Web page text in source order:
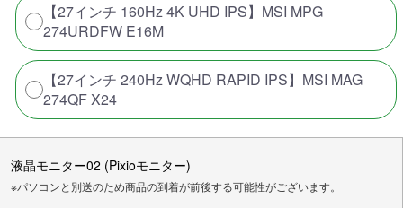
【27インチ 160Hz 4K UHD IPS】MSI MPG
274URDFW E16M
【27インチ 240Hz WQHD RAPID IPS】MSI MAG
274QF X24
液晶モニター02 (Pixioモニター)
※パソコンと別送のため商品の到着が前後する可能性がございます。